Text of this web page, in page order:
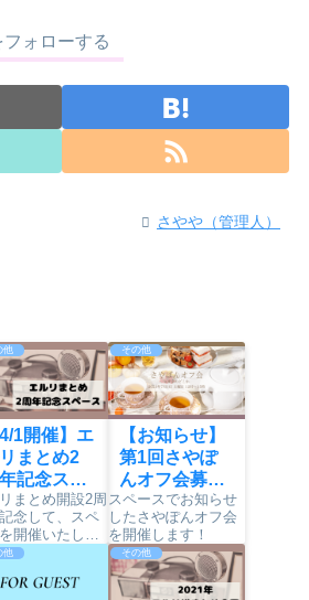
ォローする
さやや（管理人）
他
4/1開催】エ
まとめ2
記念スペ
！
まとめ開設2周
念して、スペ
開催いたしま
！
その他
【お知らせ】
第1回さやぽ
んオフ会募集
について
スペースでお知らせ
したさやぽんオフ会
を開催します！
他 その他